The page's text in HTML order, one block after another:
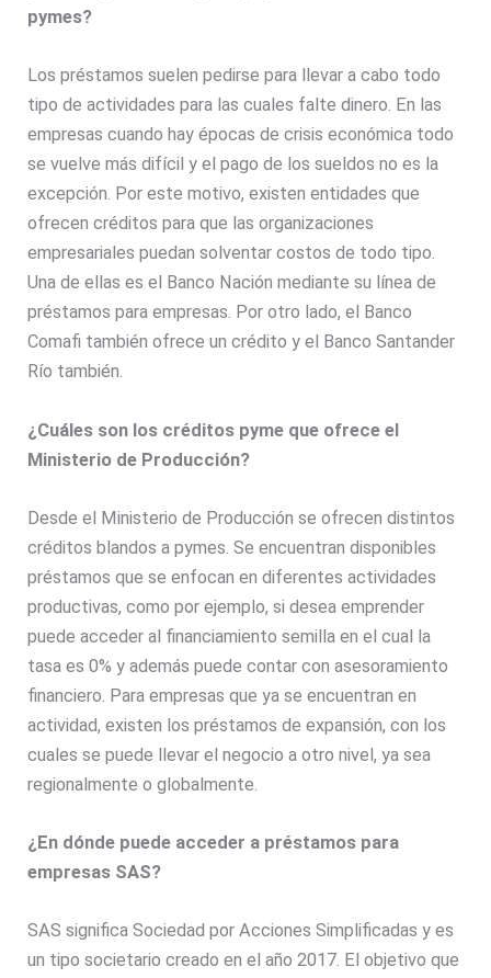
pymes?
Los préstamos suelen pedirse para llevar a cabo todo
tipo de actividades para las cuales falte dinero. En las
empresas cuando hay épocas de crisis económica todo
se vuelve más difícil y el pago de los sueldos no es la
excepción. Por este motivo, existen entidades que
ofrecen créditos para que las organizaciones
empresariales puedan solventar costos de todo tipo.
Una de ellas es el Banco Nación mediante su línea de
préstamos para empresas. Por otro lado, el Banco
Comafi también ofrece un crédito y el Banco Santander
Río también.
¿Cuáles son los créditos pyme que ofrece el
Ministerio de Producción?
Desde el Ministerio de Producción se ofrecen distintos
créditos blandos a pymes. Se encuentran disponibles
préstamos que se enfocan en diferentes actividades
productivas, como por ejemplo, si desea emprender
puede acceder al financiamiento semilla en el cual la
tasa es 0% y además puede contar con asesoramiento
financiero. Para empresas que ya se encuentran en
actividad, existen los préstamos de expansión, con los
cuales se puede llevar el negocio a otro nivel, ya sea
regionalmente o globalmente.
¿En dónde puede acceder a préstamos para
empresas SAS?
SAS significa Sociedad por Acciones Simplificadas y es
un tipo societario creado en el año 2017. El objetivo que